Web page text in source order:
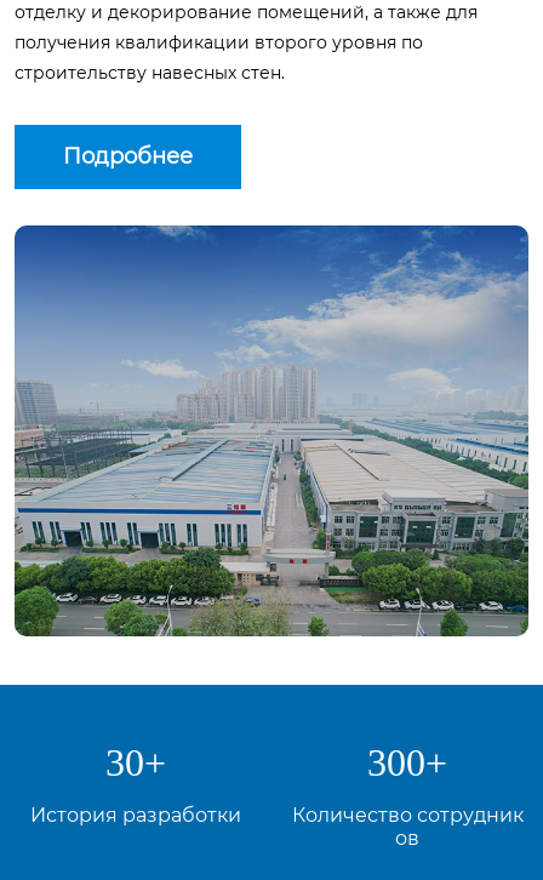
отделку и декорирование помещений, а также для
получения квалификации второго уровня по
строительству навесных стен.
Подробнее
30+
История разработки
300+
Количество сотрудник
ов